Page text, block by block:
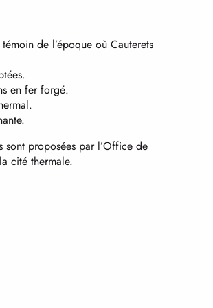
de l’époque où Cauterets
en fer forgé.
sont proposées par l’Office de
cité thermale.